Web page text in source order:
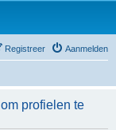
Aanmelden
Registreer
profielen te